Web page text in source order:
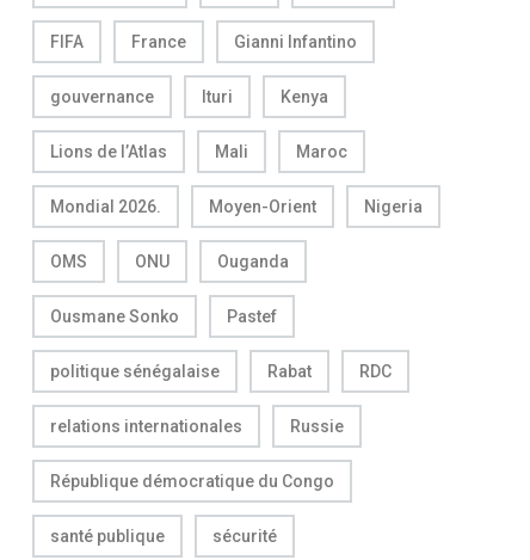
FIFA France Gianni Infantino
gouvernance Ituri Kenya
Lions de l’Atlas Mali Maroc
Mondial 2026. Moyen-Orient Nigeria
OMS ONU Ouganda
Ousmane Sonko Pastef
politique sénégalaise Rabat RDC
relations internationales Russie
République démocratique du Congo
santé publique sécurité